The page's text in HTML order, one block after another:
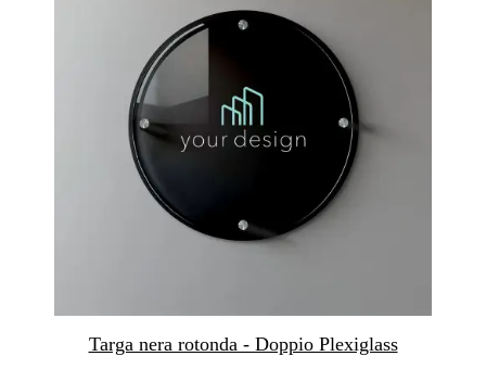
Targa nera rotonda - Doppio Plexiglass